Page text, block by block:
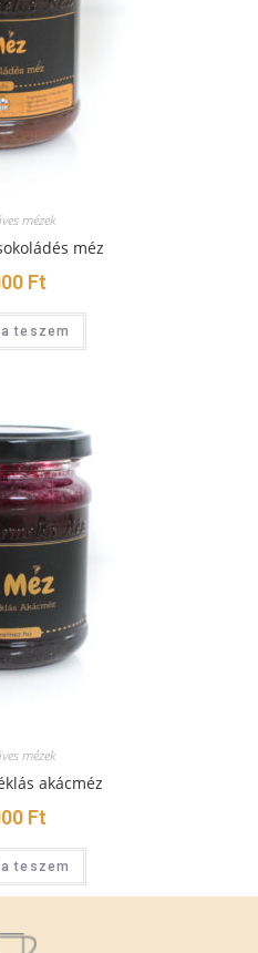
mézek
méz
Ft
teszem
mézek
akácméz
Ft
teszem